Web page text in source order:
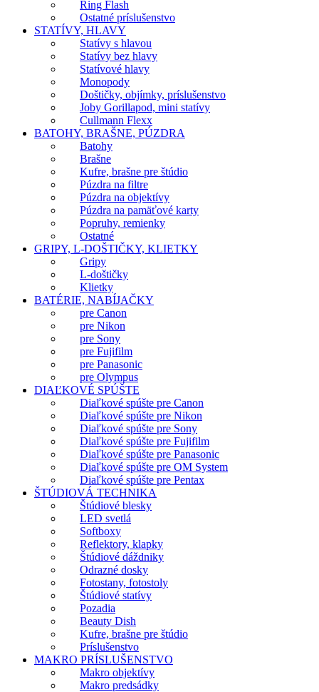
Ring Flash
Ostatné príslušenstvo
STATÍVY, HLAVY
Statívy s hlavou
Statívy bez hlavy
Statívové hlavy
Monopody
Doštičky, objímky, príslušenstvo
Joby Gorillapod, mini statívy
Cullmann Flexx
BATOHY, BRAŠNE, PÚZDRA
Batohy
Brašne
Kufre, brašne pre štúdio
Púzdra na filtre
Púzdra na objektívy
Púzdra na pamäťové karty
Popruhy, remienky
Ostatné
GRIPY, L-DOŠTIČKY, KLIETKY
Gripy
L-doštičky
Klietky
BATÉRIE, NABÍJAČKY
pre Canon
pre Nikon
pre Sony
pre Fujifilm
pre Panasonic
pre Olympus
DIAĽKOVÉ SPÚŠTE
Diaľkové spúšte pre Canon
Diaľkové spúšte pre Nikon
Diaľkové spúšte pre Sony
Diaľkové spúšte pre Fujifilm
Diaľkové spúšte pre Panasonic
Diaľkové spúšte pre OM System
Diaľkové spúšte pre Pentax
ŠTÚDIOVÁ TECHNIKA
Štúdiové blesky
LED svetlá
Softboxy
Reflektory, klapky
Štúdiové dáždniky
Odrazné dosky
Fotostany, fotostoly
Štúdiové statívy
Pozadia
Beauty Dish
Kufre, brašne pre štúdio
Príslušenstvo
MAKRO PRÍSLUŠENSTVO
Makro objektívy
Makro predsádky